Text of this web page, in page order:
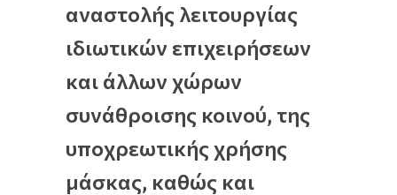
αναστολής λειτουργίας
ιδιωτικών επιχειρήσεων
και άλλων χώρων
συνάθροισης κοινού, της
υποχρεωτικής χρήσης
μάσκας, καθώς και